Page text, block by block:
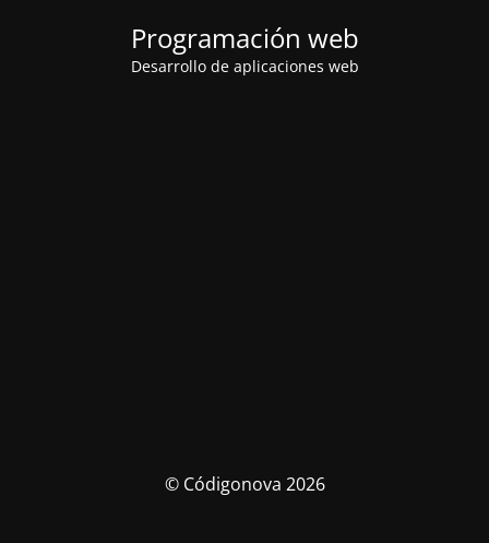
Programación web
Desarrollo de aplicaciones web
© Códigonova 2026